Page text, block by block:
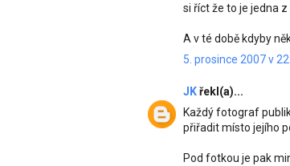
si říct že to je jedna z
A v té době kdyby
5. prosince 2007 v
JKřekl(a)...
Každý fotograf
přiřadit místo jejího
Pod fotkou je pak